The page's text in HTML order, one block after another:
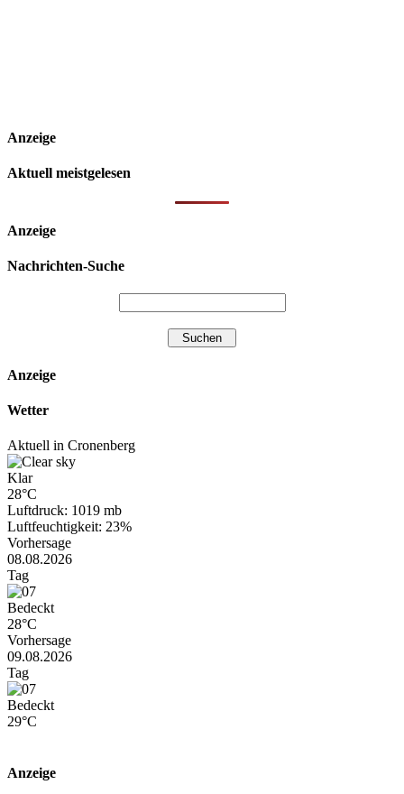
Anzeige
Aktuell meistgelesen
Anzeige
Nachrichten-Suche
Anzeige
Wetter
Aktuell in Cronenberg
Klar
28°C
Luftdruck: 1019 mb
Luftfeuchtigkeit: 23%
Vorhersage
08.08.2026
Tag
Bedeckt
28°C
Vorhersage
09.08.2026
Tag
Bedeckt
29°C
Anzeige